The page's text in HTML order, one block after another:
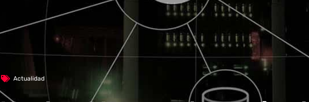
Actualidad